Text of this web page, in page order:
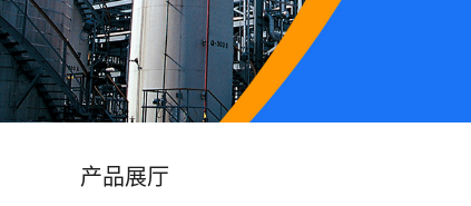
绍
公
产品展厅